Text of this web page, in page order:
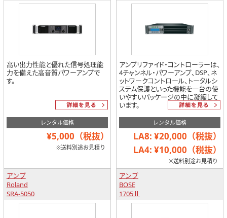
高い出力性能と優れた信号処理能
力を備えた高音質パワーアンプで
す。
レンタル価格
¥5,000（税抜）
※送料別途お見積り
アンプリファイド・コントローラーは、
4チャンネル・パワーアンプ、DSP、ネ
ットワークコントロール、トータルシ
ステム保護といった機能を一台の使
いやすいパッケージの中に凝縮して
います。
レンタル価格
LA8: ¥20,000（税抜）
LA4: ¥10,000（税抜）
※送料別途お見積り
アンプ
Roland
SRA-5050
アンプ
BOSE
1705Ⅱ